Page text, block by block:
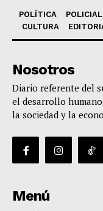
POLÍTICA POLICIAL
CULTURA
Nosotros
Diario referente del
el desarrollo
la sociedad y la
Menú